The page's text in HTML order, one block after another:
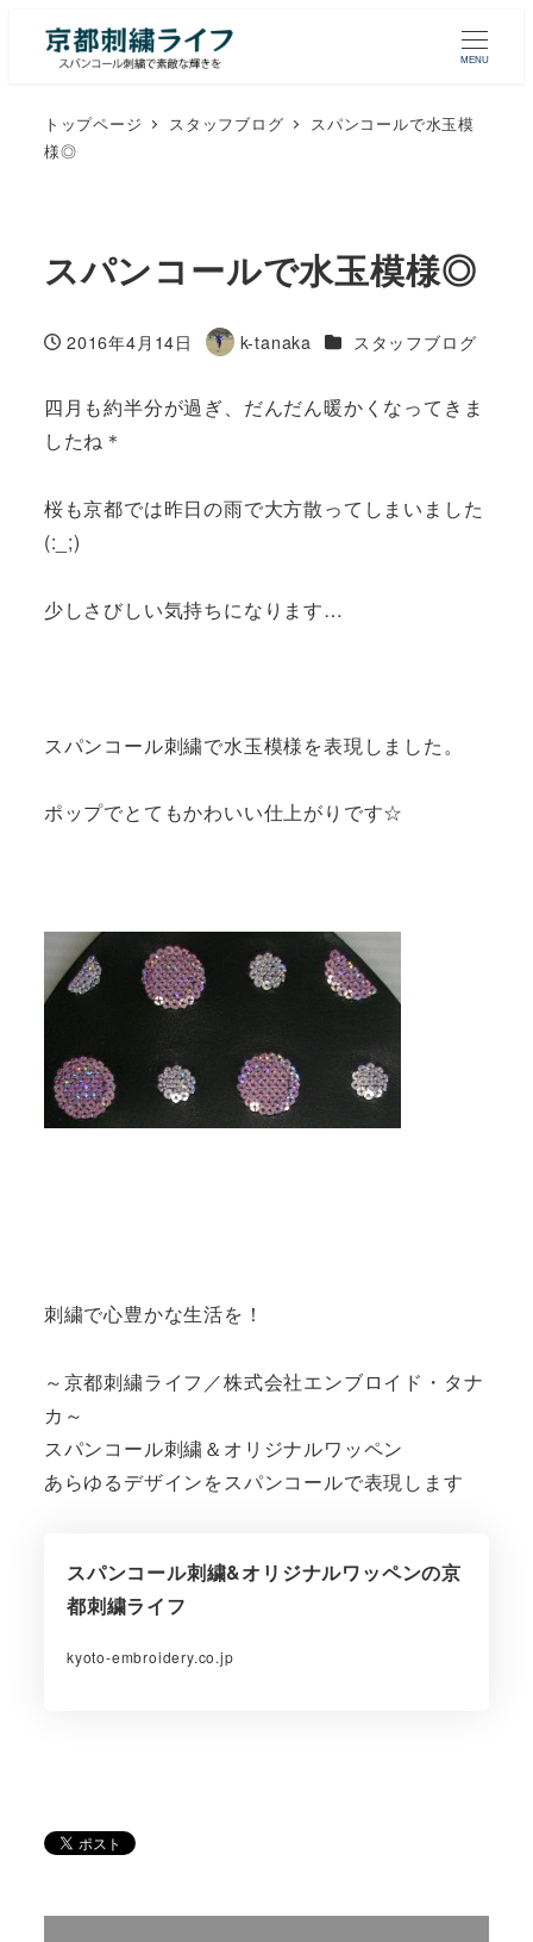
MENU
トップページ スタッフブログ
スパンコールで水玉模
様◎
スパンコールで水玉模様◎
投稿日
2016年4月14日
著
k-tanaka カテゴリー
スタッフブログ
四月も約半分が過ぎ、だんだん暖かくなってきま
したね＊
桜も京都では昨日の雨で大方散ってしまいました
(:_;)
少しさびしい気持ちになります…
スパンコール刺繍で水玉模様を表現しました。
ポップでとてもかわいい仕上がりです☆
刺繍で心豊かな生活を！
～京都刺繍ライフ／株式会社エンブロイド・タナ
カ～
スパンコール刺繍＆オリジナルワッペン
あらゆるデザインをスパンコールで表現します
スパンコール刺繍&オリジナルワッペンの京
都刺繍ライフ
kyoto-embroidery.co.jp